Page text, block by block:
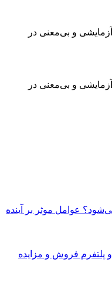
و بی‌معنی در
و بی‌معنی در
سال ۱۴۰۶ چقدر می‌شود؟ عوامل موثر بر آینده
پلتفرم فروش و مزایده